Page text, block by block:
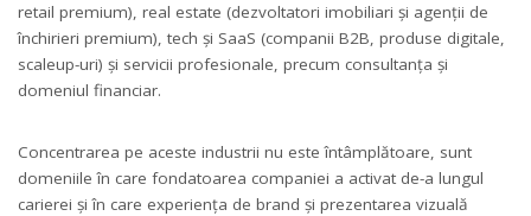
retail premium), real estate (dezvoltatori imobiliari și agenții de
închirieri premium), tech și SaaS (companii B2B, produse digitale,
scaleup-uri) și servicii profesionale, precum consultanța și
domeniul financiar.
Concentrarea pe aceste industrii nu este întâmplătoare, sunt
domeniile în care fondatoarea companiei a activat de-a lungul
carierei și în care experiența de brand și prezentarea vizuală